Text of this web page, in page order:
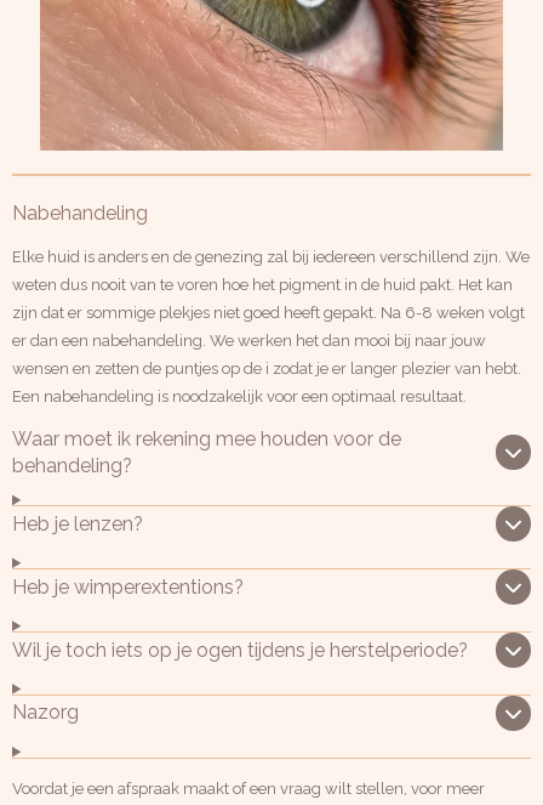
Nabehandeling
Elke huid is anders en de genezing zal bij iedereen verschillend zijn. We
weten dus nooit van te voren hoe het pigment in de huid pakt. Het kan
zijn dat er sommige plekjes niet goed heeft gepakt. Na 6-8 weken volgt
er dan een nabehandeling. We werken het dan mooi bij naar jouw
wensen en zetten de puntjes op de i zodat je er langer plezier van hebt.
Een nabehandeling is noodzakelijk voor een optimaal resultaat.
Waar moet ik rekening mee houden voor de
behandeling?
Heb je lenzen?
Heb je wimperextentions?
Wil je toch iets op je ogen tijdens je herstelperiode?
Nazorg
Voordat je een afspraak maakt of een vraag wilt stellen, voor meer